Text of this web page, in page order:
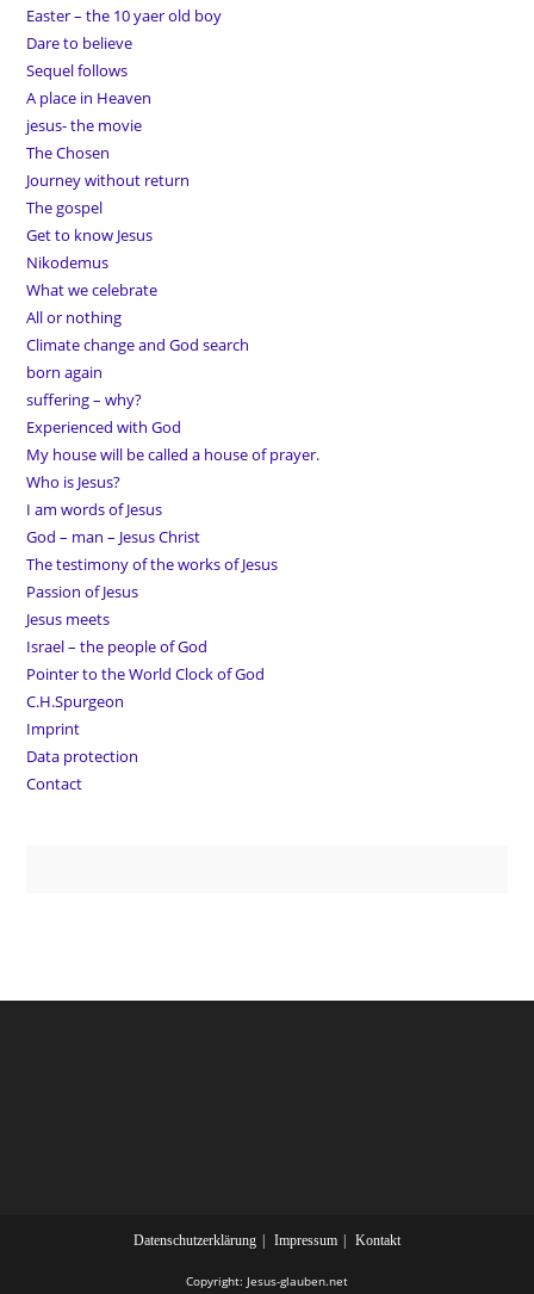
Easter – the 10 yaer old boy
Dare to believe
Sequel follows
A place in Heaven
jesus- the movie
The Chosen
Journey without return
The gospel
Get to know Jesus
Nikodemus
What we celebrate
All or nothing
Climate change and God search
born again
suffering – why?
Experienced with God
My house will be called a house of prayer.
Who is Jesus?
I am words of Jesus
God – man – Jesus Christ
The testimony of the works of Jesus
Passion of Jesus
Jesus meets
Israel – the people of God
Pointer to the World Clock of God
C.H.Spurgeon
Imprint
Data protection
Contact
Datenschutzerklärung Impressum Kontakt
Copyright: Jesus-glauben.net